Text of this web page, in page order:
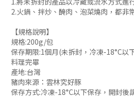
2.火鍋、拌炒、醃肉、泡菜燒肉，都非
【規格說明】
規格:200g/包
保存期限:1個月(未拆封，冷凍-18°C以
料理完畢
產地:台灣
豬肉來源：雲林究好豚
保存方式:冷凍-18°C以下保存，開封後